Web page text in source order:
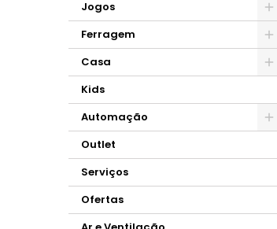
Jogos
Ferragem
Casa
Kids
Automação
Outlet
Serviços
Ofertas